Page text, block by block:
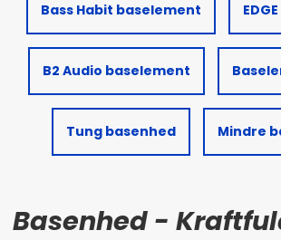
Bass Habit baselement
B2 Audio baselement
Tung basenhed Mindre
Basenhed -